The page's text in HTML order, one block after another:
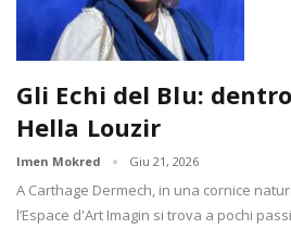
Gli Echi del Blu:
Hella Louzir
Imen Mokred Giu 21, 2026
A Carthage Dermech, in una cornice
l’Espace d'Art Imagin si trova a pochi